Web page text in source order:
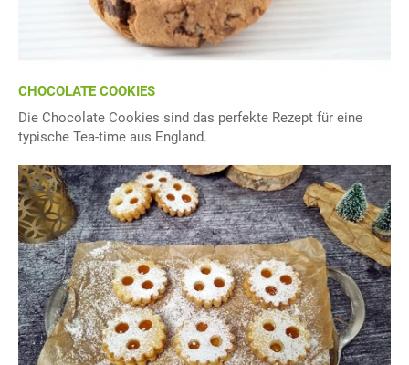
CHOCOLATE COOKIES
Die Chocolate Cookies sind das perfekte Rezept für eine
typische Tea-time aus England.